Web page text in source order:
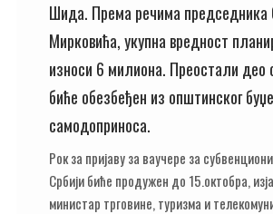
Шида. Према речима председника
Мирковића, укупна вредност
износи 6 милиона. Преостали део
биће обезбеђен из општинског
самодоприноса.
Рок за пријаву за ваучере за
Србији биће продужен до 15.октобра,
министар трговине, туризма и